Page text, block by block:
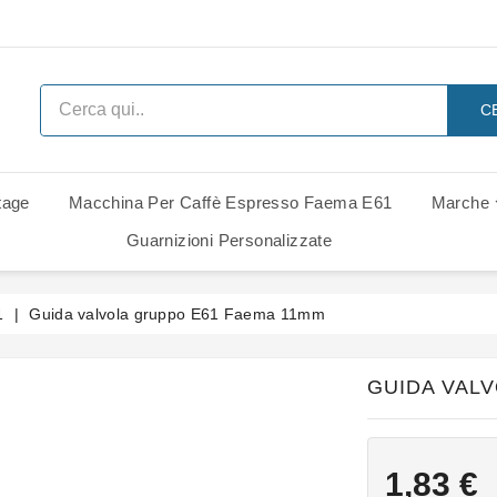
Macchina Per Caffè Espresso Faema E61 Marche
Guarnizioni Personalizzate
Guida valvola gruppo E61 Faema 11mm
GUIDA
1,83 €